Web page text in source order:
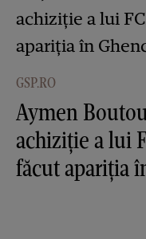
GSP.RO
Aymen
achiziție a lui
făcut apariția